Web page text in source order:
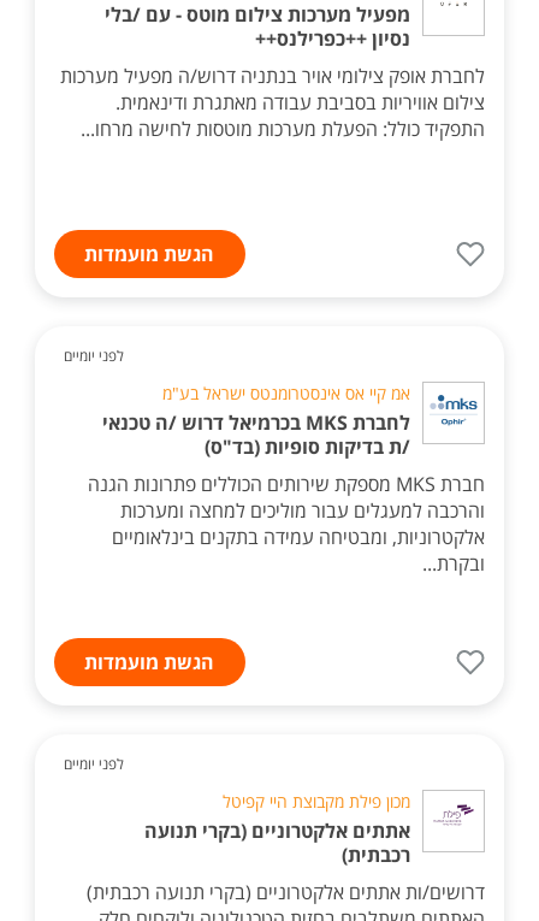
מפעיל מערכות צילום מוטס - עם /בלי
נסיון ++כפרילנס++
לחברת אופק צילומי אויר בנתניה דרוש/ה מפעיל מערכות
צילום אוויריות בסביבת עבודה מאתגרת ודינאמית.
התפקיד כולל: הפעלת מערכות מוטסות לחישה מרחו...
הגשת מועמדות
לפני יומיים
אמ קיי אס אינסטרומנטס ישראל בע"מ
לחברת MKS בכרמיאל דרוש /ה טכנאי
/ת בדיקות סופיות (בד"ס)
חברת MKS מספקת שירותים הכוללים פתרונות הגנה
והרכבה למעגלים עבור מוליכים למחצה ומערכות
אלקטרוניות, ומבטיחה עמידה בתקנים בינלאומיים
ובקרת...
הגשת מועמדות
לפני יומיים
מכון פילת מקבוצת היי קפיטל
אתתים אלקטרוניים (בקרי תנועה
רכבתית)
דרושים/ות אתתים אלקטרוניים (בקרי תנועה רכבתית)